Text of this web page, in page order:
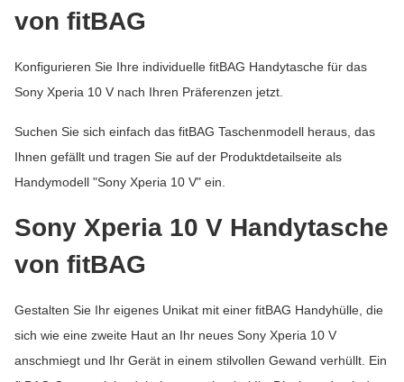
von fitBAG
Konfigurieren Sie Ihre individuelle fitBAG Handytasche für das
Sony Xperia 10 V nach Ihren Präferenzen jetzt.
Suchen Sie sich einfach das fitBAG Taschenmodell heraus, das
Ihnen gefällt und tragen Sie auf der Produktdetailseite als
Handymodell "Sony Xperia 10 V" ein.
Sony Xperia 10 V Handytasche
von fitBAG
Gestalten Sie Ihr eigenes Unikat mit einer fitBAG Handyhülle, die
sich wie eine zweite Haut an Ihr neues Sony Xperia 10 V
anschmiegt und Ihr Gerät in einem stilvollen Gewand verhüllt. Ein